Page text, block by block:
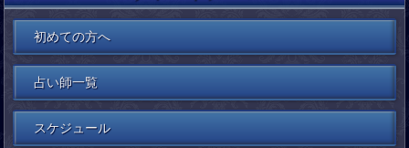
初めての方へ
占い師一覧
スケジュール